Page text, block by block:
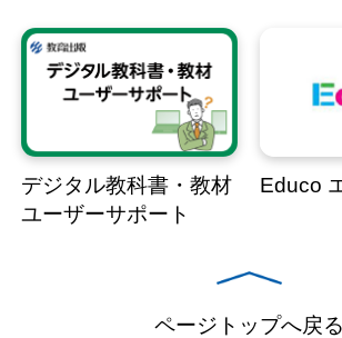
デジタル教科書・教材
ユーザーサポート
Educo
ページトップへ戻る